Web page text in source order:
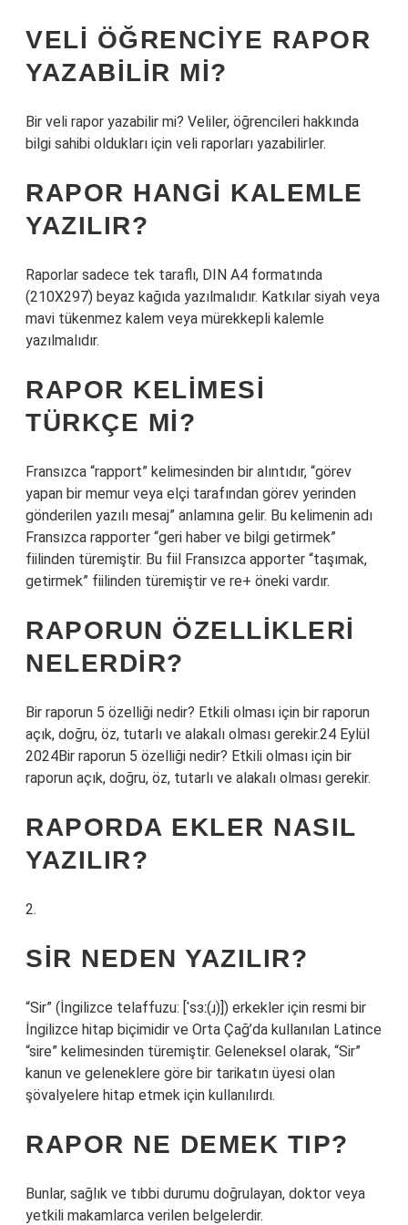
VELI ÖĞRENCIYE RAPOR
YAZABILIR MI?
Bir veli rapor yazabilir mi? Veliler, öğrencileri hakkında
bilgi sahibi oldukları için veli raporları yazabilirler.
RAPOR HANGI KALEMLE
YAZILIR?
Raporlar sadece tek taraflı, DIN A4 formatında
(210X297) beyaz kağıda yazılmalıdır. Katkılar siyah veya
mavi tükenmez kalem veya mürekkepli kalemle
yazılmalıdır.
RAPOR KELIMESI
TÜRKÇE MI?
Fransızca “rapport” kelimesinden bir alıntıdır, “görev
yapan bir memur veya elçi tarafından görev yerinden
gönderilen yazılı mesaj” anlamına gelir. Bu kelimenin adı
Fransızca rapporter “geri haber ve bilgi getirmek”
fiilinden türemiştir. Bu fiil Fransızca apporter “taşımak,
getirmek” fiilinden türemiştir ve re+ öneki vardır.
RAPORUN ÖZELLIKLERI
NELERDIR?
Bir raporun 5 özelliği nedir? Etkili olması için bir raporun
açık, doğru, öz, tutarlı ve alakalı olması gerekir.24 Eylül
2024Bir raporun 5 özelliği nedir? Etkili olması için bir
raporun açık, doğru, öz, tutarlı ve alakalı olması gerekir.
RAPORDA EKLER NASIL
YAZILIR?
2.
SIR NEDEN YAZILIR?
“Sir” (İngilizce telaffuzu: [ˈsɜː(ɹ)]) erkekler için resmi bir
İngilizce hitap biçimidir ve Orta Çağ’da kullanılan Latince
“sire” kelimesinden türemiştir. Geleneksel olarak, “Sir”
kanun ve geleneklere göre bir tarikatın üyesi olan
şövalyelere hitap etmek için kullanılırdı.
RAPOR NE DEMEK TIP?
Bunlar, sağlık ve tıbbi durumu doğrulayan, doktor veya
yetkili makamlarca verilen belgelerdir.